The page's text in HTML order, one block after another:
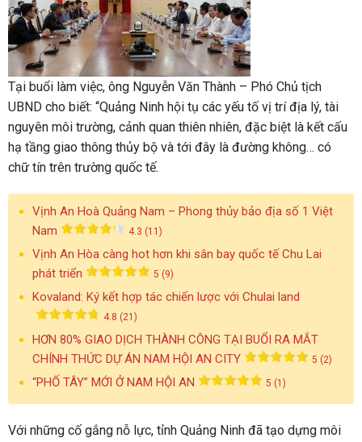
Tại buổi làm việc, ông Nguyễn Văn Thành – Phó Chủ tịch
UBND cho biết: “Quảng Ninh hội tụ các yếu tố vị trí địa lý, tài
nguyên môi trường, cảnh quan thiên nhiên, đặc biệt là kết cấu
hạ tầng giao thông thủy bộ và tới đây là đường không… có
chữ tín trên trường quốc tế.
Vịnh An Hoà Quảng Nam – Phong thủy bảo địa số 1 Việt
Nam
4.3 (11)
Vịnh An Hòa càng hot hơn khi sân bay quốc tế Chu Lai
phát triển
5 (9)
Kovaland: Ký kết hợp tác chiến lược với Chulai land
4.8 (21)
HƠN 80% GIAO DỊCH THÀNH CÔNG TẠI BUỔI RA MẮT
CHÍNH THỨC DỰ ÁN NAM HỘI AN CITY
5 (2)
“PHỐ TÂY” MỚI Ở NAM HỘI AN 5 (1)
Với những cố gắng nỗ lực, tỉnh Quảng Ninh đã tạo dựng môi